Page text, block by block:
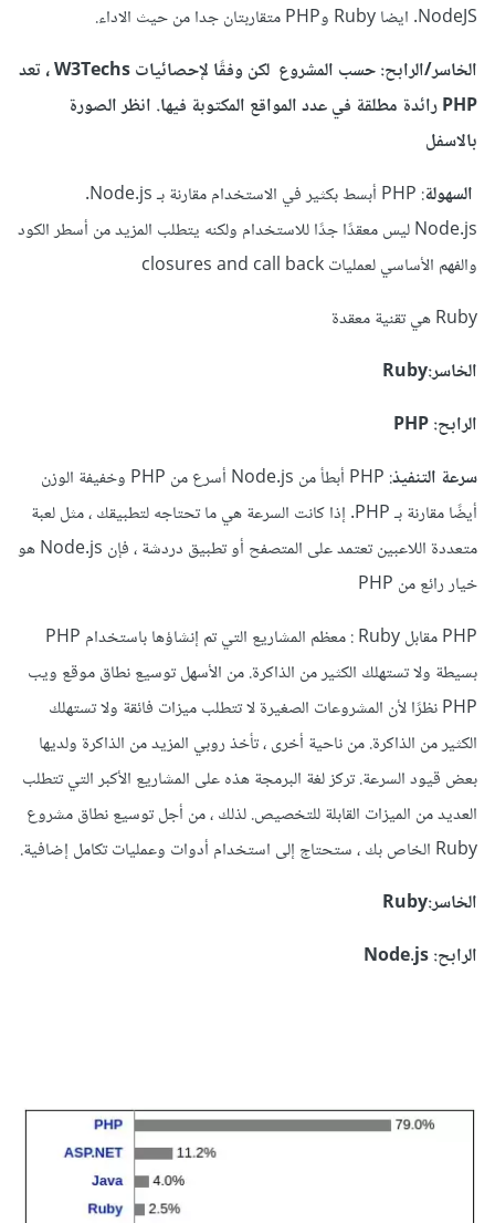
NodeJS. ايضا Ruby وPHP متقاربتان جدا من حيث الاداء.
الخاسر/الرابح: حسب المشروع لكن وفقًا لإحصائيات W3Techs ، تعد
PHP رائدة مطلقة في عدد المواقع المكتوبة فيها. انظر الصورة
بالاسفل
السهولة: PHP أبسط بكثير في الاستخدام مقارنة بـ Node.js.
Node.js ليس معقدًا جدًا للاستخدام ولكنه يتطلب المزيد من أسطر الكود
والفهم الأساسي لعمليات closures and call back
Ruby هي تقنية معقدة
الخاسر:Ruby
الرابح: PHP
سرعة التنفيذ
: PHP أبطأ من Node.js أسرع من PHP وخفيفة الوزن
أيضًا مقارنة بـ PHP. إذا كانت السرعة هي ما تحتاجه لتطبيقك ، مثل لعبة
متعددة اللاعبين تعتمد على المتصفح أو تطبيق دردشة ، فإن Node.js هو
خيار رائع من PHP
PHP مقابل Ruby : معظم المشاريع التي تم إنشاؤها باستخدام PHP
بسيطة ولا تستهلك الكثير من الذاكرة. من الأسهل توسيع نطاق موقع ويب
PHP نظرًا لأن المشروعات الصغيرة لا تتطلب ميزات فائقة ولا تستهلك
الكثير من الذاكرة. من ناحية أخرى ، تأخذ روبي المزيد من الذاكرة ولديها
بعض قيود السرعة. تركز لغة البرمجة هذه على المشاريع الأكبر التي تتطلب
العديد من الميزات القابلة للتخصيص. لذلك ، من أجل توسيع نطاق مشروع
Ruby الخاص بك ، ستحتاج إلى استخدام أدوات وعمليات تكامل إضافية.
الخاسر:Ruby
الرابح: Node.js